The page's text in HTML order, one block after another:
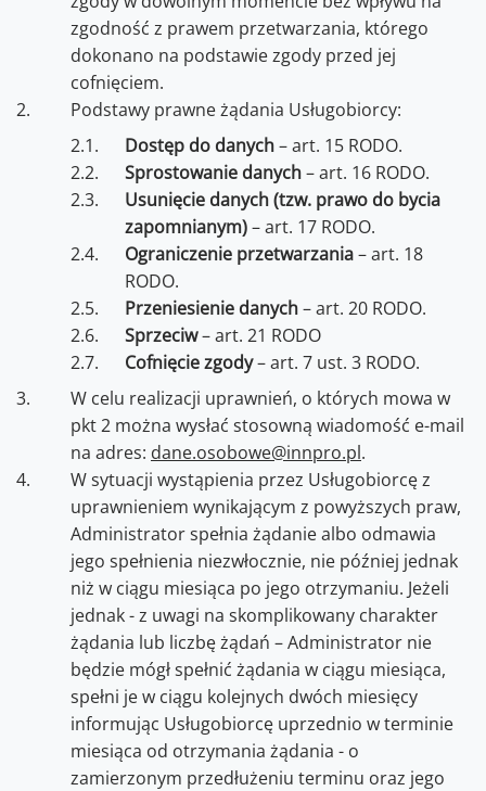
zgodność z prawem przetwarzania, którego
dokonano na podstawie zgody przed jej
cofnięciem.
Podstawy prawne żądania Usługobiorcy:
Dostęp do danych– art. 15 RODO.
Sprostowanie danych– art. 16 RODO.
Usunięcie danych (tzw. prawo do bycia
zapomnianym)– art. 17 RODO.
Ograniczenie przetwarzania– art. 18
RODO.
Przeniesienie danych– art. 20 RODO.
Sprzeciw– art. 21 RODO
Cofnięcie zgody– art. 7 ust. 3 RODO.
W celu realizacji uprawnień, o których mowa w
pkt 2 można wysłać stosowną wiadomość e-mail
na adres: dane.osobowe@innpro.pl.
W sytuacji wystąpienia przez Usługobiorcę z
uprawnieniem wynikającym z powyższych praw,
Administrator spełnia żądanie albo odmawia
jego spełnienia niezwłocznie, nie później jednak
niż w ciągu miesiąca po jego otrzymaniu. Jeżeli
jednak - z uwagi na skomplikowany charakter
żądania lub liczbę żądań – Administrator nie
będzie mógł spełnić żądania w ciągu miesiąca,
spełni je w ciągu kolejnych dwóch miesięcy
informując Usługobiorcę uprzednio w terminie
miesiąca od otrzymania żądania - o
zamierzonym przedłużeniu terminu oraz jego